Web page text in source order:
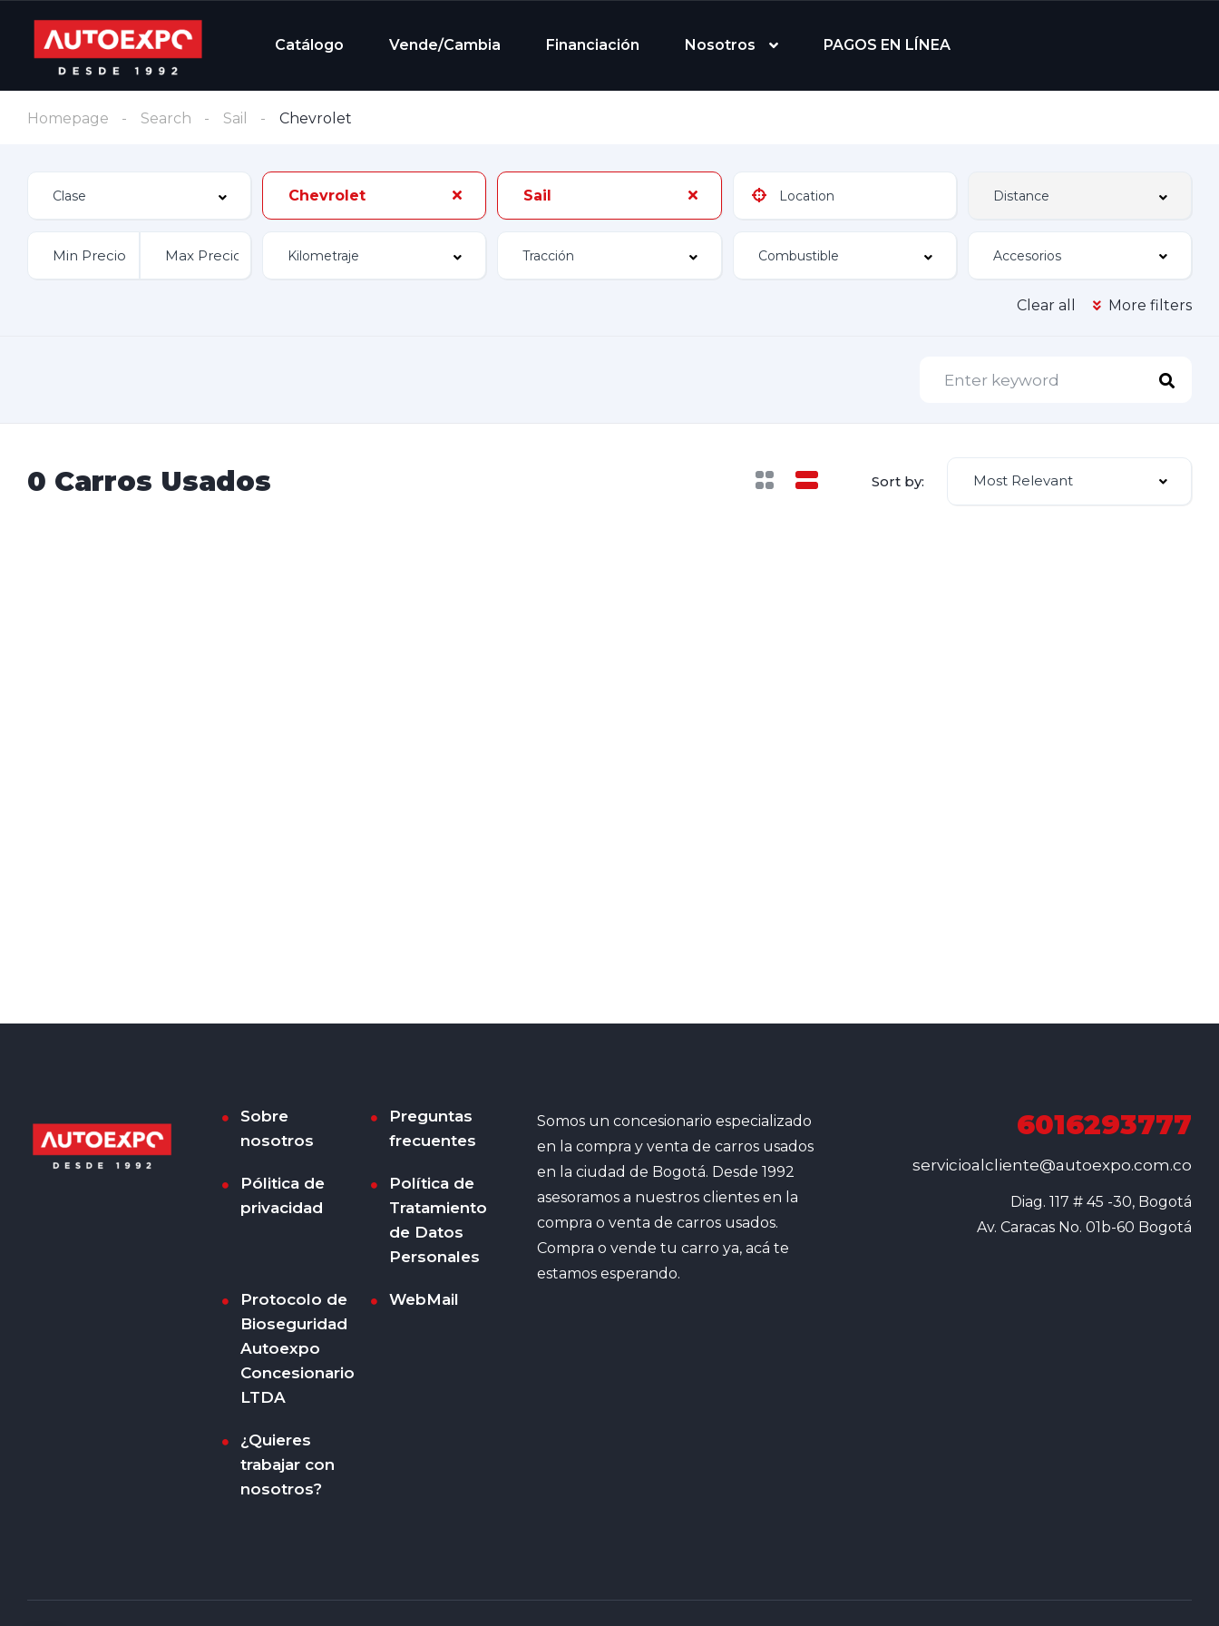
Catálogo Vende/Cambia Financiación Nosotros PAGOS EN LÍNEA
Homepage Search Sail Chevrolet
Chevrolet Sail
Accesorios
Clear all More filters
0 Carros Usados Sort by: Most Relevant
Sobre
nosotros
Preguntas
frecuentes
Pólitica de
privacidad
Política de
Tratamiento
de Datos
Personales
Protocolo de
Bioseguridad
Autoexpo
Concesionario
LTDA
WebMail
¿Quieres
trabajar con
nosotros?
Somos un concesionario especializado
en la compra y venta de carros usados
en la ciudad de Bogotá. Desde 1992
asesoramos a nuestros clientes en la
compra o venta de carros usados.
Compra o vende tu carro ya, acá te
estamos esperando.
6016293777
servicioalcliente@autoexpo.com.co
Diag. 117 # 45 -30, Bogotá
Av. Caracas No. 01b-60 Bogotá